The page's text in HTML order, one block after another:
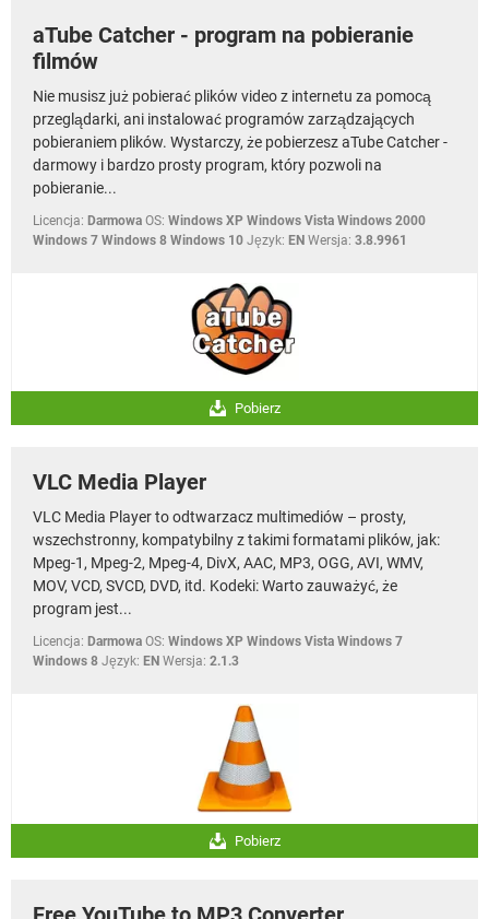
aTube Catcher - program na pobieranie
filmów
Nie musisz już pobierać plików video z internetu za pomocą
przeglądarki, ani instalować programów zarządzających
pobieraniem plików. Wystarczy, że pobierzesz aTube Catcher -
darmowy i bardzo prosty program, który pozwoli na
pobieranie...
Licencja: Darmowa OS: Windows XP Windows Vista Windows 2000
Windows 7 Windows 8 Windows 10 Język: EN Wersja: 3.8.9961
Pobierz
VLC Media Player
VLC Media Player to odtwarzacz multimediów – prosty,
wszechstronny, kompatybilny z takimi formatami plików, jak:
Mpeg-1, Mpeg-2, Mpeg-4, DivX, AAC, MP3, OGG, AVI, WMV,
MOV, VCD, SVCD, DVD, itd. Kodeki: Warto zauważyć, że
program jest...
Licencja: Darmowa OS: Windows XP Windows Vista Windows 7
Windows 8 Język: EN Wersja: 2.1.3
Pobierz